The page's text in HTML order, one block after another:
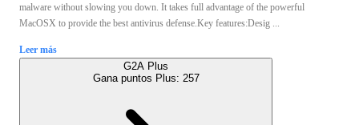
malware without slowing you down. It takes full advantage of the powerful
MacOSX to provide the best antivirus defense.Key features:Desig ...
Leer más
G2A Plus
Gana puntos Plus: 257